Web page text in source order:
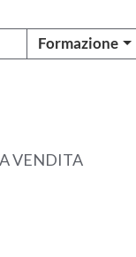
Formazione
VENDITA